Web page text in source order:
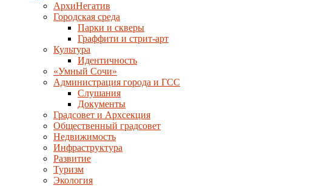
АрхиНегатив
Городская среда
Парки и скверы
Граффити и стрит-арт
Культура
Идентичность
«Умный Сочи»
Администрация города и ГСС
Слушания
Документы
Градсовет и Архсекция
Общественный градсовет
Недвижимость
Инфраструктура
Развитие
Туризм
Экология